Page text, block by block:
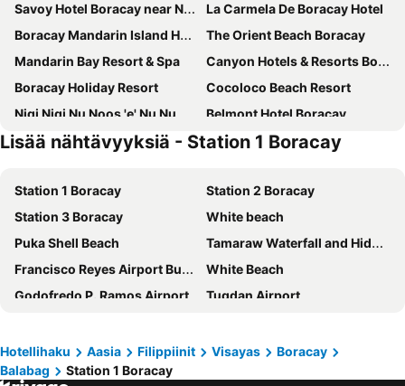
Savoy Hotel Boracay near Newcoast Beach
La Carmela De Boracay Hotel
Boracay Mandarin Island Hotel
The Orient Beach Boracay
Mandarin Bay Resort & Spa
Canyon Hotels & Resorts Boracay
Boracay Holiday Resort
Cocoloco Beach Resort
Nigi Nigi Nu Noos 'e' Nu Nu Noos
Belmont Hotel Boracay
Grand Blue Beach Hotel
Paradise Garden Resort Hotel & Convention Center Boracay
Hue Hotels and Resorts Boracay
Boracay Sea View Hotel
Signature Boracay South Beach
Four Points by Sheraton Boracay
Azalea Hotels & Residences Boracay
Boracay Haven Resort
Pinnacle Boracay
Lime Hotel Boracay
Surfside Boracay Resort
Feliz Hotel Boracay
Boracay Haven Suites
Hannah
Hotel Soffia Boracay
Lisää nähtävyyksiä - Station 1 Boracay
Station 1 Boracay
Station 2 Boracay
Station 3 Boracay
White beach
Puka Shell Beach
Tamaraw Waterfall and Hidden Paradise
Francisco Reyes Airport Busuanga
White Beach
Godofredo P. Ramos Airport
Tugdan Airport
Roxas Airport
Iloilo International Airport
Marinduque Airport
Hotellihaku Aasia Filippiinit Visayas
Boracay
Balabag
Station 1 Boracay